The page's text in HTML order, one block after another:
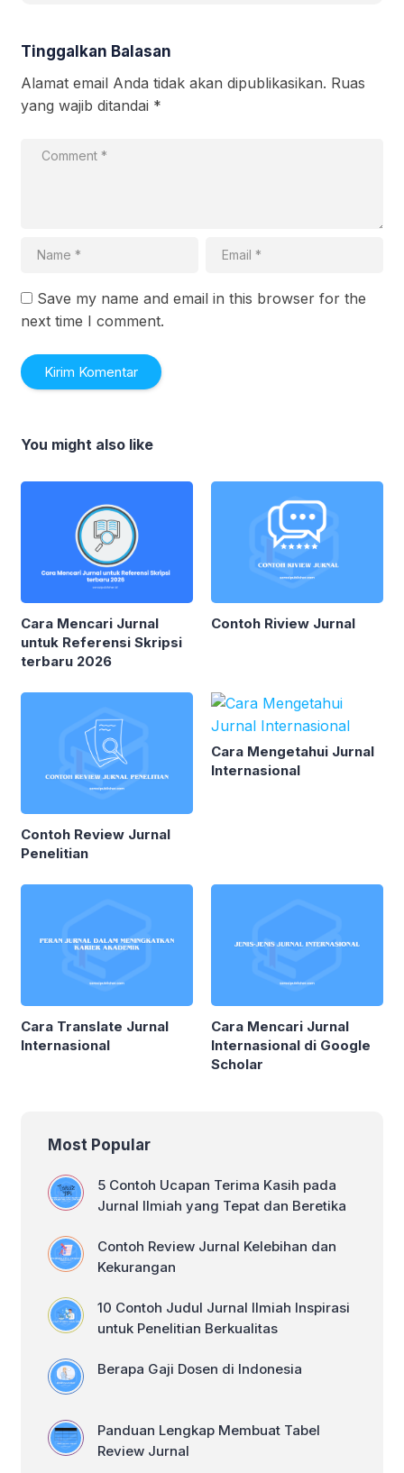
Tinggalkan Balasan
Alamat email Anda tidak akan dipublikasikan. Ruas
yang wajib ditandai *
Save my name and email in this browser for the
next time I comment.
You might also like
Cara Mencari Jurnal
untuk Referensi Skripsi
terbaru 2026
Contoh Riview Jurnal
Contoh Review Jurnal
Penelitian
Cara Mengetahui Jurnal
Internasional
Cara Translate Jurnal
Internasional
Cara Mencari Jurnal
Internasional di Google
Scholar
Most Popular
5 Contoh Ucapan Terima Kasih pada
Jurnal Ilmiah yang Tepat dan Beretika
Contoh Review Jurnal Kelebihan dan
Kekurangan
10 Contoh Judul Jurnal Ilmiah Inspirasi
untuk Penelitian Berkualitas
Berapa Gaji Dosen di Indonesia
Panduan Lengkap Membuat Tabel
Review Jurnal